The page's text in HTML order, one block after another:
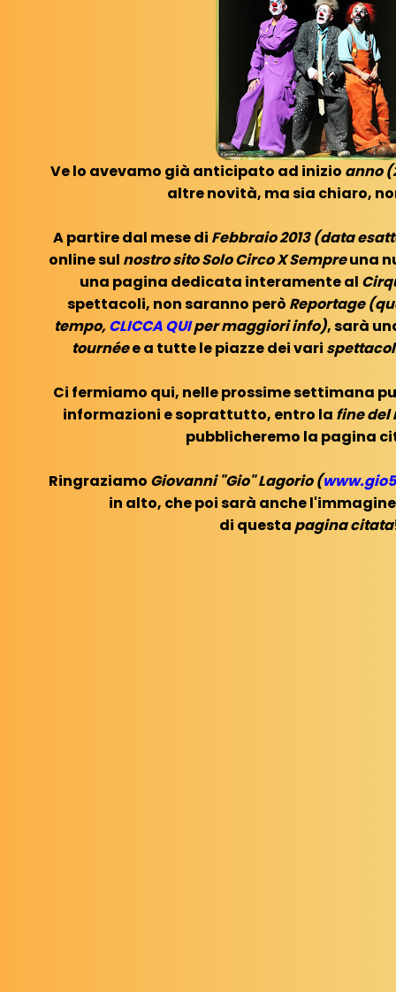
Ve lo avevamo già anticipato ad inizio anno
altre novità, ma sia chiaro,
A partire dal mese di Febbraio 2013 (data
online sul nostro sito Solo Circo X Sempreuna
una pagina dedicata interamente al
spettacoli, non saranno però Reportage
tempo,CLICCA QUIper maggiori info), sarà
tournéee a tutte le piazze dei vari
Ci fermiamo qui, nelle prossime settimana
informazioni e soprattutto, entro la fine del
pubblicheremo la pagina
Ringraziamo Giovanni "Gio" Lagorio (
in alto, che poi sarà anche
di questa pagina citata